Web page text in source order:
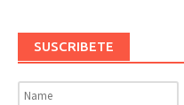
SUSCRIBETE